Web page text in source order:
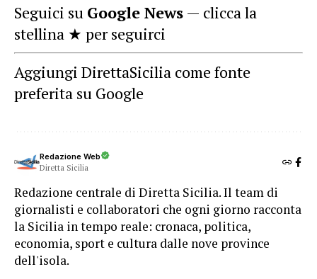
Seguici su Google News — clicca la
stellina ★ per seguirci
Aggiungi DirettaSicilia come fonte
preferita su Google
Redazione Web
Diretta Sicilia
Redazione centrale di Diretta Sicilia. Il team di
giornalisti e collaboratori che ogni giorno racconta
la Sicilia in tempo reale: cronaca, politica,
economia, sport e cultura dalle nove province
dell'isola.